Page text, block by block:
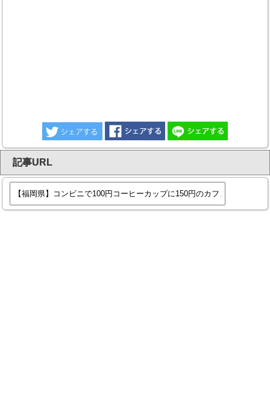
記事URL